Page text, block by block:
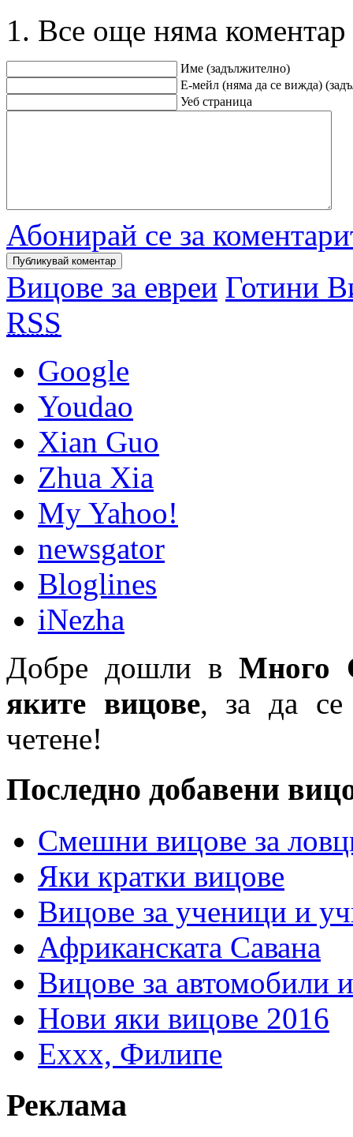
Все още няма коментар
Име (задължително)
Е-мейл (няма да се вижда)
Уеб страница
Абонирай се за
Вицове за евреи Готини
RSS
Google
Youdao
Xian Guo
Zhua Xia
My Yahoo!
newsgator
Bloglines
iNezha
Добре дошли в Много
яките вицове, за да се
четене!
Последно добавени
Смешни вицове за
Яки кратки вицове
Вицове за ученици и
Африканската Савана
Вицове за автомобили
Нови яки вицове 2016
Еххх, Филипе
Реклама